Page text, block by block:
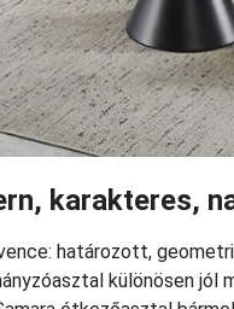
karakteres,
határozott,
különösen jól